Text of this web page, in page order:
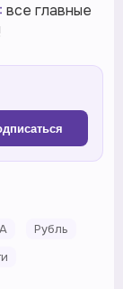
все главные
Рубль